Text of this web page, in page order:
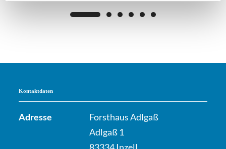
Kontaktdaten
Adresse
Forsthaus Adlgaß
Adlgaß 1